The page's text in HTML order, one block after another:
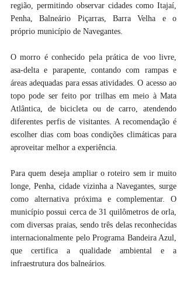
região, permitindo observar cidades como Itajaí,
Penha, Balneário Piçarras, Barra Velha e o
próprio município de Navegantes.
O morro é conhecido pela prática de voo livre,
asa-delta e parapente, contando com rampas e
áreas adequadas para essas atividades. O acesso ao
topo pode ser feito por trilhas em meio à Mata
Atlântica, de bicicleta ou de carro, atendendo
diferentes perfis de visitantes. A recomendação é
escolher dias com boas condições climáticas para
aproveitar melhor a experiência.
Para quem deseja ampliar o roteiro sem ir muito
longe, Penha, cidade vizinha a Navegantes, surge
como alternativa próxima e complementar. O
município possui cerca de 31 quilômetros de orla,
com diversas praias, sendo três delas reconhecidas
internacionalmente pelo Programa Bandeira Azul,
que certifica a qualidade ambiental e a
infraestrutura dos balneários.